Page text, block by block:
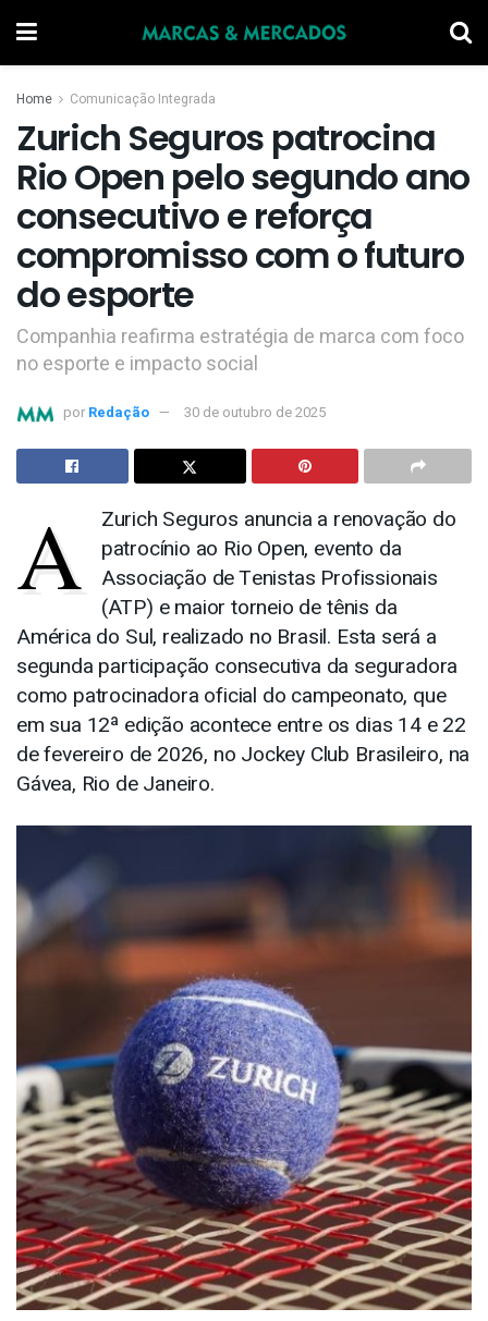
Home Comunicação Integrada
Zurich Seguros patrocina
Rio Open pelo segundo ano
consecutivo e reforça
compromisso com o futuro
do esporte
Companhia reafirma estratégia de marca com foco
no esporte e impacto social
por Redação 30 de outubro de 2025
A
Zurich Seguros anuncia a renovação do
patrocínio ao Rio Open, evento da
Associação de Tenistas Profissionais
(ATP) e maior torneio de tênis da
América do Sul, realizado no Brasil. Esta será a
segunda participação consecutiva da seguradora
como patrocinadora oficial do campeonato, que
em sua 12ª edição acontece entre os dias 14 e 22
de fevereiro de 2026, no Jockey Club Brasileiro, na
Gávea, Rio de Janeiro.